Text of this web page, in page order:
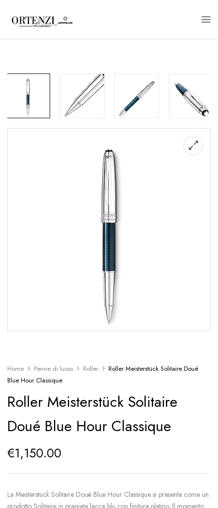
Home Penne di lusso Roller
Roller Meisterstück Solitaire Doué
Blue Hour Classique
Roller Meisterstück Solitaire
Doué Blue Hour Classique
€1,150.00
La Meisterstück Solitaire Doué Blue Hour Classique si presenta come un
prodotto Solitaire in pregiata lacca blu con finiture platino. Il momento